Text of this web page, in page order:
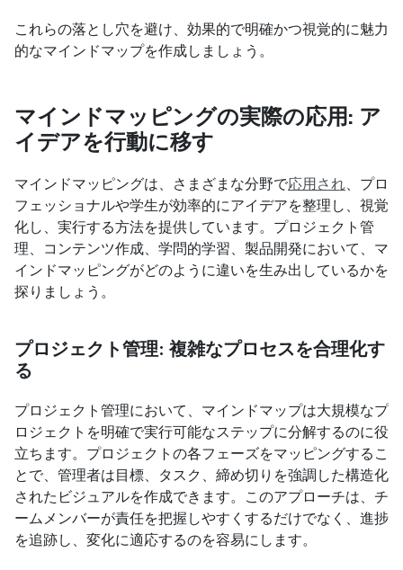
これらの落とし穴を避け、効果的で明確かつ視覚的に魅力
的なマインドマップを作成しましょう。
マインドマッピングの実際の応用: ア
イデアを行動に移す
マインドマッピングは、さまざまな分野で応用され、プロ
フェッショナルや学生が効率的にアイデアを整理し、視覚
化し、実行する方法を提供しています。プロジェクト管
理、コンテンツ作成、学問的学習、製品開発において、マ
インドマッピングがどのように違いを生み出しているかを
探りましょう。
プロジェクト管理: 複雑なプロセスを合理化す
る
プロジェクト管理において、マインドマップは大規模なプ
ロジェクトを明確で実行可能なステップに分解するのに役
立ちます。プロジェクトの各フェーズをマッピングするこ
とで、管理者は目標、タスク、締め切りを強調した構造化
されたビジュアルを作成できます。このアプローチは、チ
ームメンバーが責任を把握しやすくするだけでなく、進捗
を追跡し、変化に適応するのを容易にします。